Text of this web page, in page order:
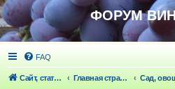
ФОРУМ
FAQ
Сайт, статьи Главная страница